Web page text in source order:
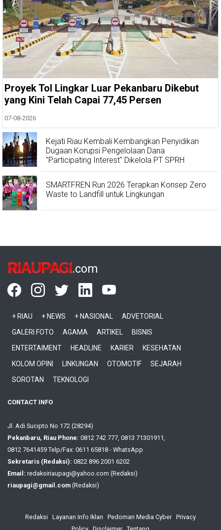
Proyek Tol Lingkar Luar Pekanbaru Dikebut
yang Kini Telah Capai 77,45 Persen
07-08-2026
Kejati Riau Kembali Kembangkan Penyidikan
Dugaan Korupsi Pengelolaan Dana
"Participating Interest" Dikelola PT SPRH
SMARTFREN Run 2026 Terapkan Konsep Zero
Waste to Landfill untuk Lingkungan
RIAUPAGI.com
+ RIAU + NEWS + NASIONAL
ADVETORIAL
GALERI FOTO
AGAMA ARTIKEL
BISNIS
ENTERTAIMENT
HEADLINE KARIER
KESEHATAN
KOLOM OPINI
LINKUNGAN OTOMOTIF
SEJARAH
SOROTAN
TEKNOLOGI
CONTACT INFO
Jl. Adi Sucipto No 172 (28294)
Pekanbaru, Riau Phone: 0812 742 777, 0813 71301911,
0812 7641459 Telp/Fax: 0611 65818 - WhatsApp
Sekretaris (Redaksi): 0822 896 2001 6202
Email: redaksiriaupagi@yahoo.com (Redaksi)
riaupagi@gmail.com (Redaksi)
Redaksi Layanan Info Iklan Pedoman Media Cyber Privacy